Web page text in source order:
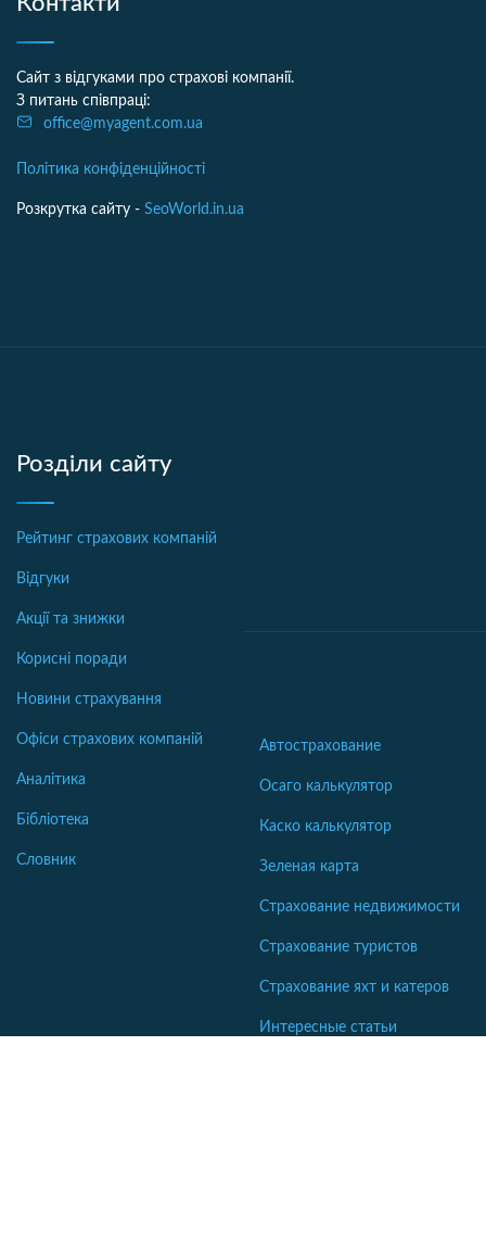
Сайт з відгуками про страхові компанії.
З питань співпраці:
office@myagent.com.ua
Політика конфіденційності
Розкрутка сайту - SeoWorld.in.ua
Розділи сайту
Рейтинг страхових компаній
Відгуки
Акції та знижки
Корисні поради
Новини страхування
Офіси страхових компаній
Аналітика
Бібліотека
Словник
Автострахование
Осаго калькулятор
Каско калькулятор
Зеленая карта
Страхование недвижимости
Страхование туристов
Страхование яхт и катеров
Интересные статьи